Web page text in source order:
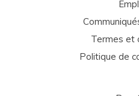
Termes et
Politique de